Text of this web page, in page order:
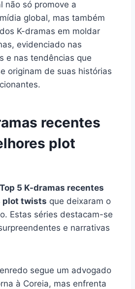
não só promove a
global, mas também
K-dramas em moldar
evidenciado nas
e nas tendências que
originam de suas histórias
recentes
plot
Top 5 K-dramas recentes
plot twists que deixaram o
Estas séries destacam-se
e narrativas
segue um advogado
à Coreia, mas enfrenta